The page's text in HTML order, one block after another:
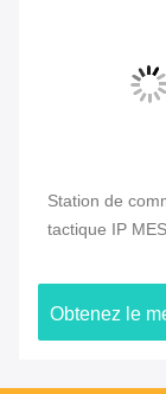
Station de
tactique IP
et de drones
Obtenez le